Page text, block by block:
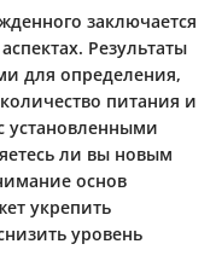
заключается
Результаты
для определения,
питания и
установленными
ли вы новым
основ
укрепить
уровень